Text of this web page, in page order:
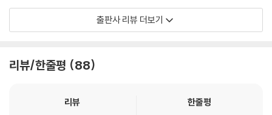
서는 절대 승산이 없다. 배고픔과 전쟁하는 것이 아니라 친구가 될 수 있다
면, 더 나아가 배고픔을 성취로 여길 수 있다면 다이어트에 성공할 가능성
이 높아진다. 배고픔을 싫어하는 배경에는 체중이 줄어드는 데 대한 두려
모든 영역에서 나타난다. --- p. 179
항상성에서 비롯된다. 예컨대 엄마와 아빠의 대화가 단절되는 상황을 직시
이 책의 가장 큰 장점은 짧은 호흡으로 이뤄진 단단한 커리큘럼이다. 한 개
의 주제를 월요일부터 금요일까지 다섯 번의 강의로 나눴다. 하루 30분씩
면 그만이다. 부담 없이 시작하고 멈출 수 있다.
적당한 분량에 쉬운 설명. 그러나 책장을 넘기다 보면 멈추게 되는 지점들
출판사 리뷰 더보기
리뷰/한줄평 88
리뷰 한줄평